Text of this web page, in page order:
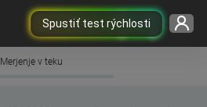
Spustiť test rýchlosti
Merjenje v teku